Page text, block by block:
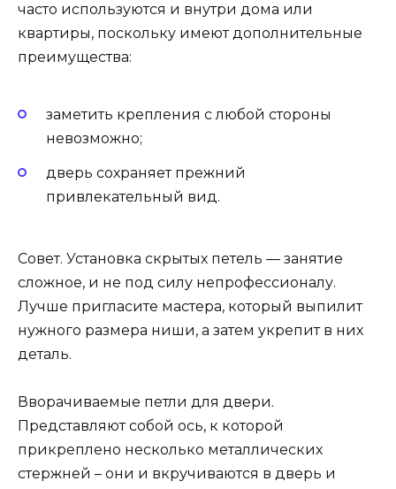
часто используются и внутри дома или
квартиры, поскольку имеют дополнительные
преимущества:
заметить крепления с любой стороны
невозможно;
дверь сохраняет прежний
привлекательный вид.
Совет. Установка скрытых петель — занятие
сложное, и не под силу непрофессионалу.
Лучше пригласите мастера, который выпилит
нужного размера ниши, а затем укрепит в них
деталь.
Вворачиваемые петли для двери.
Представляют собой ось, к которой
прикреплено несколько металлических
стержней – они и вкручиваются в дверь и